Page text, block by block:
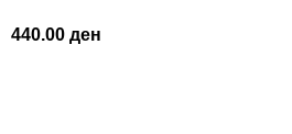
440.00ден